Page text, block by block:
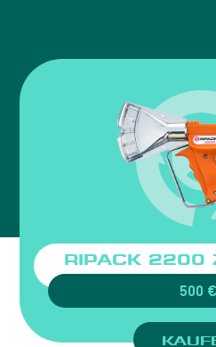
RIPACK 2200
500 €